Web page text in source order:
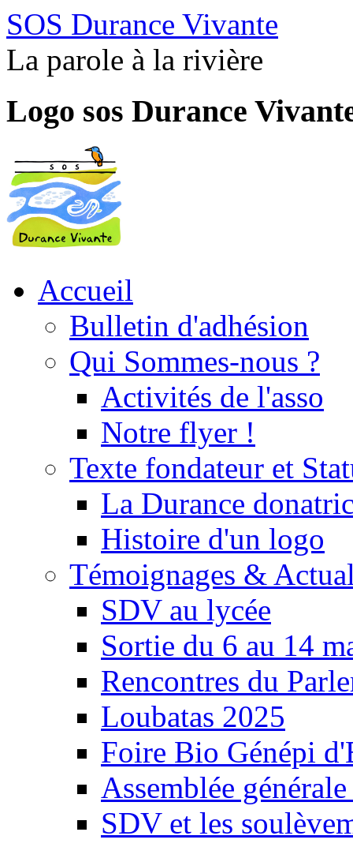
SOS Durance Vivante
La parole à la rivière
Logo sos Durance
Accueil
Bulletin d'adhésion
Qui Sommes-nous ?
Activités de l'asso
Notre flyer !
Texte fondateur et
La Durance
Histoire d'un logo
Témoignages &
SDV au lycée
Sortie du 6 au 14
Rencontres du
Loubatas 2025
Foire Bio Génépi
Assemblée
SDV et les